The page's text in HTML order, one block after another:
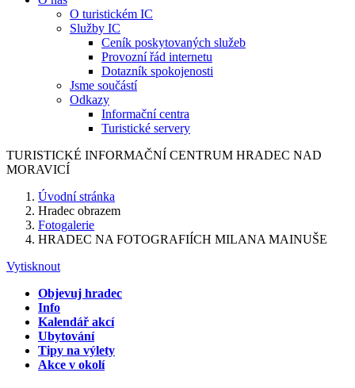
O turistickém IC
Služby IC
Ceník poskytovaných služeb
Provozní řád internetu
Dotazník spokojenosti
Jsme součástí
Odkazy
Informační centra
Turistické servery
TURISTICKÉ INFORMAČNÍ CENTRUM HRADEC NAD
MORAVICÍ
Úvodní stránka
Hradec obrazem
Fotogalerie
HRADEC NA FOTOGRAFIÍCH MILANA MAINUŠE
Vytisknout
Objevuj hradec
Info
Kalendář akcí
Ubytování
Tipy na výlety
Akce v okolí